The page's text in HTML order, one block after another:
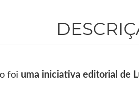
foi uma iniciativa editorial de